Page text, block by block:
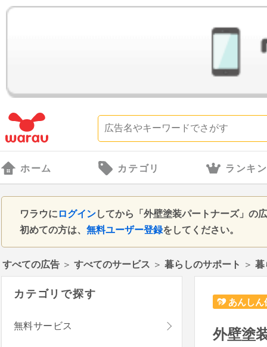
ホーム カテゴリ ランキ
ワラウに ログインしてから「外壁塗装パートナーズ」の
初めての方は、 無料ユーザー登録をしてください。
すべての広告 ＞ すべてのサービス ＞ 暮らしのサポート ＞ 暮
あんしん
外壁塗
カテゴリで探す
無料サービス